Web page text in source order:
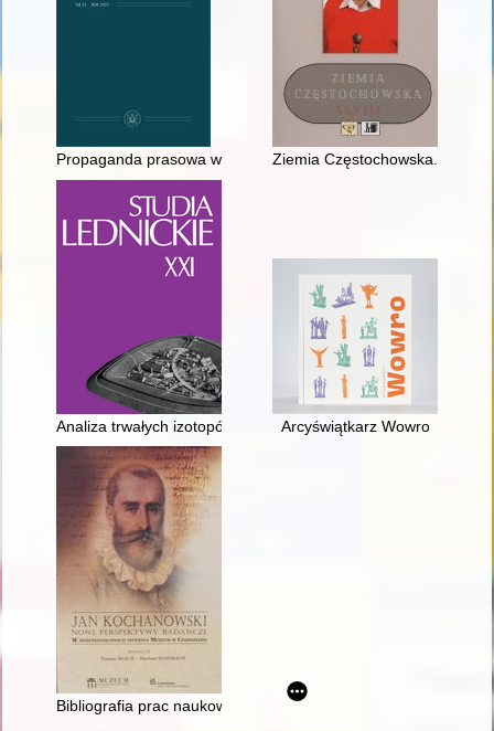
Propaganda prasowa w Czechosłowacji wobec NSZZ
Ziemia Częstochowska. T. 48
Analiza trwałych izotopów węgla i azotu w szczątkach
Arcyświątkarz Wowro
Bibliografia prac naukowych poświęconych życiu i twórczości